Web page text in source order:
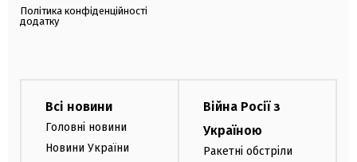
Політика конфіденційності
додатку
Всі новини
Головні новини
Новини України
Війна Росії з
Україною
Ракетні обстріли